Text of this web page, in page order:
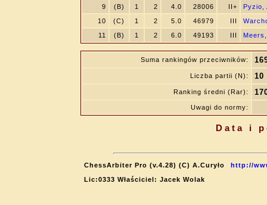
9
(B) 1 2 4.0 28006 II+
Pyzio,
10
(C) 1 2 5.0 46979 III
11
(B) 1 2 6.0 49193 III
Suma rankingów przeciwników:
Liczba partii (N): 10
Ranking średni (Rar):
Uwagi do normy:
Data i
ChessArbiter Pro (v.4.28) (C) A.Curyło
http://
Lic:0333 Właściciel: Jacek Wolak